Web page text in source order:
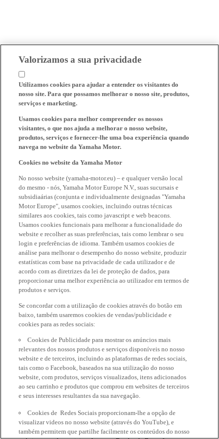
Valorizamos a sua privacidade
Utilizamos cookies para ajudar a entender os visitantes do
nosso site. Para que possamos melhorar o nosso site, produtos,
serviços e marketing.
Usamos cookies para melhor compreender os nossos
visitantes, o que nos ajuda a melhorar o nosso website,
produtos, serviços e fornecer-lhe uma boa experiência quando
navega no website da Yamaha Motor.
Cookies no website da Yamaha Motor
No nosso website (yamaha-motor.eu) – e qualquer versão local
do mesmo - nós, Yamaha Motor Europe N.V., suas sucursais e
subsidiaárias (conjunta e individualmente designadas "Yamaha
Motor Europe", usamos cookies, incluindo outras técnicas
similares aos cookies, tais como javascript e web beacons.
Usamos cookies funcionais para melhorar a funcionalidade do
website e recolher as suas preferências, tais como lembrar o seu
login e preferências de idioma. Também usamos cookies de
análise para melhorar o desempenho do nosso website, produzir
estatísticas com base na privacidade de cada utilizador e de
acordo com as diretrizes da lei de proteção de dados, para
proporcionar uma melhor experiência ao utilizador em termos de
produtos e serviços.
Se concordar com a utilização de cookies através do botão em
baixo, também usaremos cookies de vendas/publicidade e
cookies para as redes sociais:
Cookies de Publicidade para mostrar os anúncios mais
relevantes dos nossos produtos e serviços disponíveis no nosso
website e de terceiros, incluindo as plataformas de redes sociais,
tais como o Facebook, baseados na sua utilização do nosso
website, com produtos, serviços visualizados, itens adicionados
ao seu carrinho e produtos que comprou em websites de terceiros
e seus interesses resultantes da sua navegação.
Cookies de Redes Sociais proporcionam-lhe a opção de
visualizar videos no nosso website (através do YouTube), e
também permitem que partilhe facilmente os conteúdos do nosso